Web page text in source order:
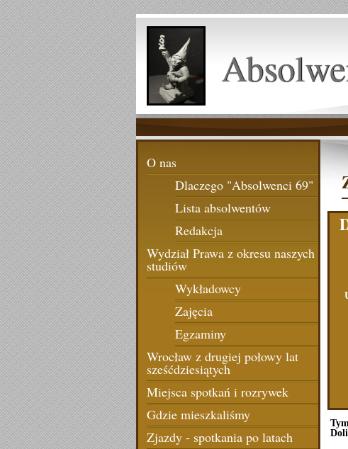
O nas
Dlaczego "Absolwenci 69"
Lista absolwentów
Redakcja
Wydział Prawa z okresu naszych
studiów
Wykładowcy
Zajęcia
Egzaminy
Wrocław z drugiej połowy lat
sześćdziesiątych
Miejsca spotkań i rozrywek
Gdzie mieszkaliśmy
Zjazdy - spotkania po latach